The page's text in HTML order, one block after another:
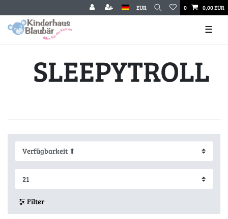
EUR 0 0,00 EUR
☰
SLEEPYTROLL
Filter